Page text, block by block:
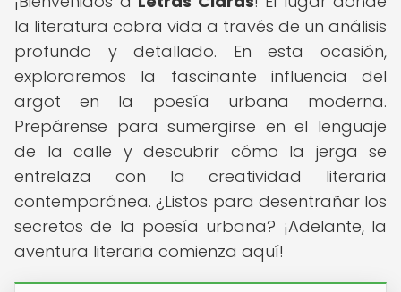
la literatura cobra vida a través de un análisis
profundo y detallado. En esta ocasión,
exploraremos la fascinante influencia del
argot en la poesía urbana moderna.
Prepárense para sumergirse en el lenguaje
de la calle y descubrir cómo la jerga se
entrelaza con la creatividad literaria
contemporánea. ¿Listos para desentrañar los
secretos de la poesía urbana? ¡Adelante, la
aventura literaria comienza aquí!